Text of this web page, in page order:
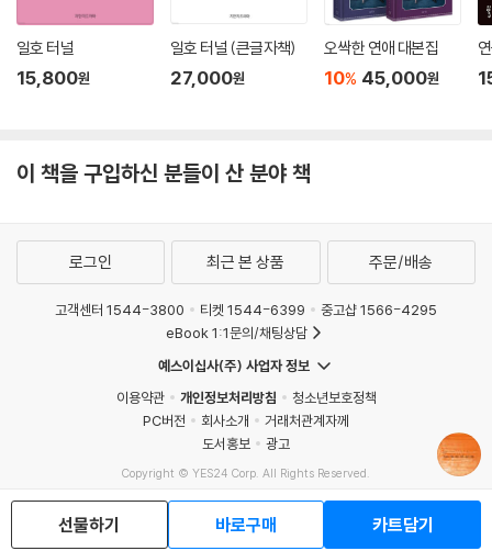
일호 터널
15,800원
일호 터널 (큰글자책)
27,000원
오싹한 연애 대본집
10% 45,000원
이 책을 구입하신 분들이 산 분야 책
선물하기 바로구매 카트담기
로그인 최근 본 상품 주문/배송
고객센터 1544-3800 티켓 1544-6399
중고샵 1566-4295
eBook 1:1문의/채팅상담
예스이십사(주) 사업자 정보
이용약관
개인정보처리방침
청소년보호정책
PC버전
회사소개
거래처관계자께
도서홍보
광고
Copyright © YES24 Corp. All Rights Reserved.